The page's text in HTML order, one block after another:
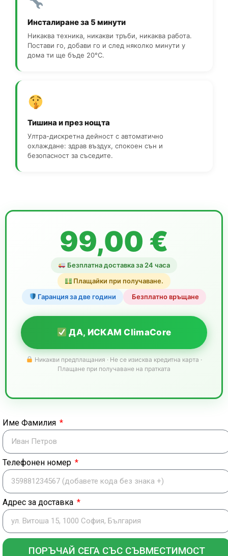
Инсталиране за 5 минути
Никаква техника, никакви тръби, никаква работа.
Постави го, добави го и след няколко минути у
дома ти ще бъде 20°C.
Тишина и през нощта
Ултра-дискретна дейност с автоматично
охлаждане: здрав въздух, спокоен сън и
безопасност за съседите.
99,00 €
Безплатна доставка за 24 часа
Плащайки при получаване.
Гаранция за две години
️ Безплатно връщане
ДА, ИСКАМ ClimaCore
Никакви предплащания · Не се изисква кредитна карта ·
Плащане при получаване на пратката
Име Фамилия
Телефонен номер
Адрес за доставка
ПОРЪЧАЙ СЕГА СЪС СЪВМЕСТИМОСТ